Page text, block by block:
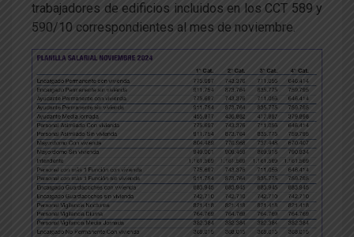
trabajadores de edificios incluidos en los CCT 589 y
590/10 correspondientes al mes de noviembre.